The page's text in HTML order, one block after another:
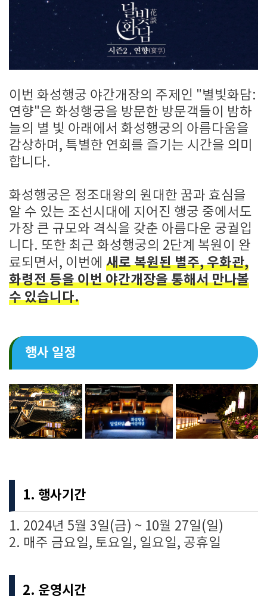
이번 화성행궁 야간개장의 주제인 "별빛화담:
연향"은 화성행궁을 방문한 방문객들이 밤하
늘의 별 빛 아래에서 화성행궁의 아름다움을
감상하며, 특별한 연회를 즐기는 시간을 의미
합니다.
화성행궁은 정조대왕의 원대한 꿈과 효심을
알 수 있는 조선시대에 지어진 행궁 중에서도
가장 큰 규모와 격식을 갖춘 아름다운 궁궐입
니다. 또한 최근 화성행궁의 2단계 복원이 완
료되면서, 이번에 새로 복원된 별주, 우화관,
화령전 등을 이번 야간개장을 통해서 만나볼
수 있습니다.
행사 일정
1. 행사기간
1. 2024년 5월 3일(금) ~ 10월 27일(일)
2. 매주 금요일, 토요일, 일요일, 공휴일
2. 운영시간